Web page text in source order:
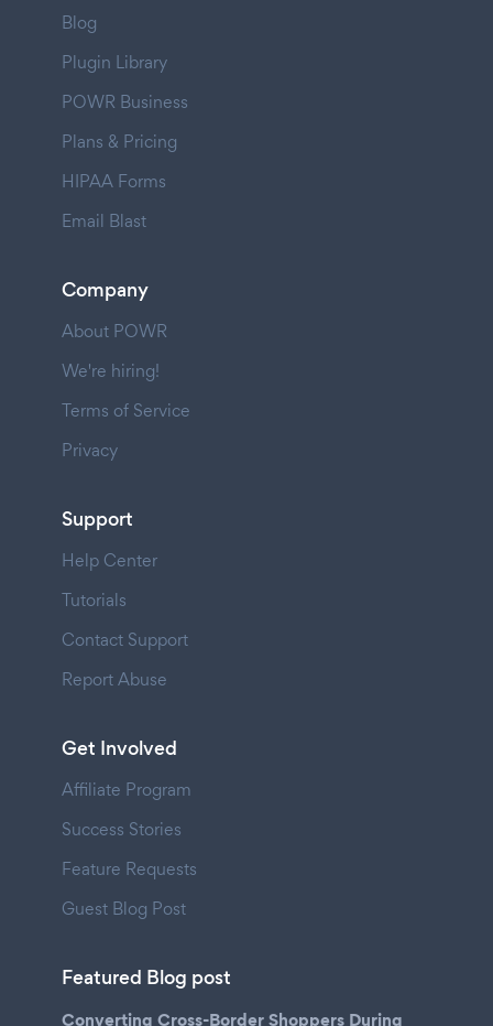
Blog
Plugin Library
POWR Business
Plans & Pricing
HIPAA Forms
Email Blast
Company
About POWR
We're hiring!
Terms of Service
Privacy
Support
Help Center
Tutorials
Contact Support
Report Abuse
Get Involved
Affiliate Program
Success Stories
Feature Requests
Guest Blog Post
Featured Blog post
Converting Cross-Border Shoppers During